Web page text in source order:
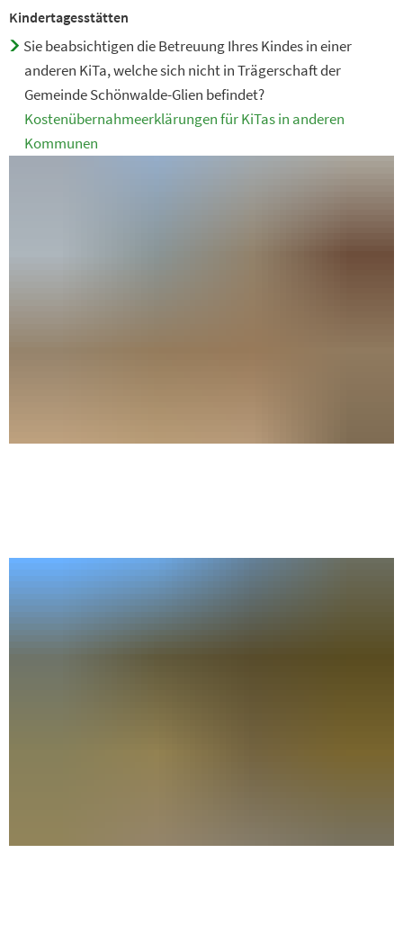
Kindertagesstätten
Sie beabsichtigen die Betreuung Ihres Kindes in einer
anderen KiTa, welche sich nicht in Trägerschaft der
Gemeinde Schönwalde-Glien befindet?
Kostenübernahmeerklärungen für KiTas in anderen
Kommunen